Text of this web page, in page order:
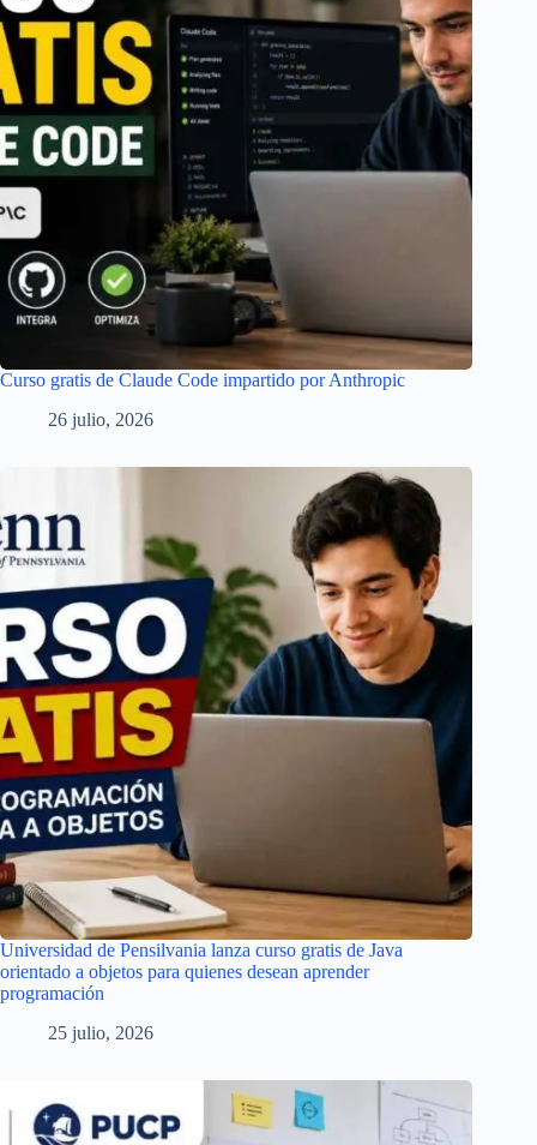
Curso gratis de Claude Code impartido por Anthropic
26 julio, 2026
Universidad de Pensilvania lanza curso gratis de Java
orientado a objetos para quienes desean aprender
programación
25 julio, 2026